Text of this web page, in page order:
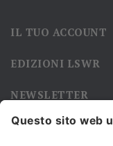
IL TUO ACCOUNT
EDIZIONI LSWR
NEWSLETTER
Iscriviti alla nostra